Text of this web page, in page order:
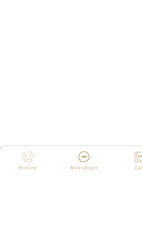
Hotline Messenger